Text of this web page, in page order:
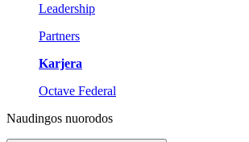
Leadership
Partners
Karjera
Octave Federal
Naudingos nuorodos